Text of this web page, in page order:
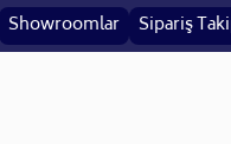
Showroomlar Sipariş